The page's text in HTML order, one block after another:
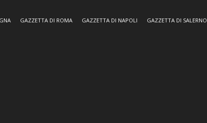
GAZZETTA DI ROMA GAZZETTA DI NAPOLI GAZZETTA DI SALERNO